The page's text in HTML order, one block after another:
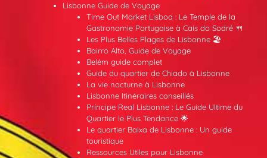
Lisbonne Guide de Voyage
Time Out Market Lisboa : Le Temple de la
Gastronomie Portugaise à Cais do Sodré 🍴
Les Plus Belles Plages de Lisbonne 🏖️
Bairro Alto, Guide de Voyage
Belém guide complet
Guide du quartier de Chiado à Lisbonne
La vie nocturne à Lisbonne
Lisbonne Itinéraires conseillés
Príncipe Real Lisbonne : Le Guide Ultime du
Quartier le Plus Tendance 🌟
Le quartier Baixa de Lisbonne : Un guide
touristique
Ressources Utiles pour Lisbonne